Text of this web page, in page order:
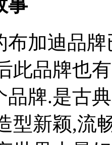
事
布加迪品
此品牌也
品牌.是古
型新颖,流